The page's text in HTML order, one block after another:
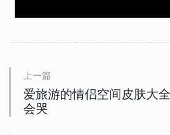
上一篇
爱旅游的情侣空间皮肤大
会哭